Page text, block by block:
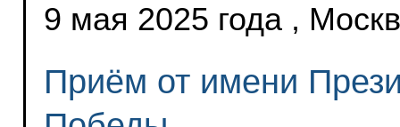
9 мая 2025 года ,
Приём от имени